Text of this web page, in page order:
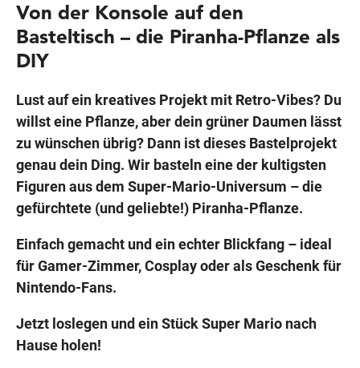
Von der Konsole auf den
Basteltisch – die Piranha-Pflanze als
DIY
Lust auf ein kreatives Projekt mit Retro-Vibes? Du
willst eine Pflanze, aber dein grüner Daumen lässt
zu wünschen übrig? Dann ist dieses Bastelprojekt
genau dein Ding. Wir basteln eine der kultigsten
Figuren aus dem Super-Mario-Universum – die
gefürchtete (und geliebte!) Piranha-Pflanze.
Einfach gemacht und ein echter Blickfang – ideal
für Gamer-Zimmer, Cosplay oder als Geschenk für
Nintendo-Fans.
Jetzt loslegen und ein Stück Super Mario nach
Hause holen!